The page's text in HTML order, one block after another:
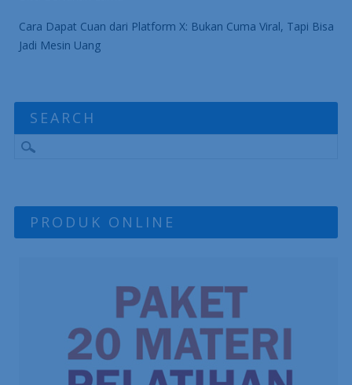
Cara Dapat Cuan dari Platform X: Bukan Cuma Viral, Tapi Bisa
Jadi Mesin Uang
SEARCH
PRODUK ONLINE